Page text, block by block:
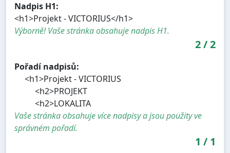
Nadpis H1:
<h1>Projekt - VICTORIUS</h1>
Výborně! Vaše stránka obsahuje nadpis H1.
2/2
Pořadí nadpisů:
<h1>Projekt - VICTORIUS
<h2>PROJEKT
<h2>LOKALITA
Vaše stránka obsahuje více nadpisy a jsou použity ve
správném pořadí.
1 / 1